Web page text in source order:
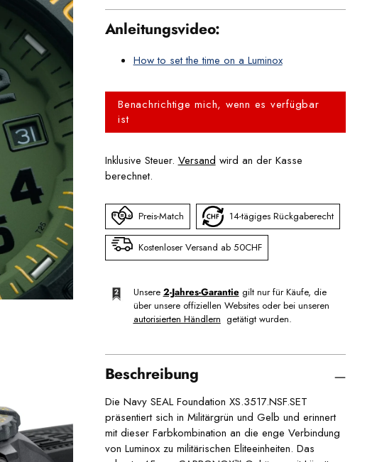
Anleitungsvideo:
How to set the time on a Luminox
Benachrichtige mich, wenn es verfügbar
ist
Inklusive Steuer. Versand wird an der Kasse
berechnet.
Preis-Match 14-tägiges Rückgaberecht
Kostenloser Versand ab 50CHF
Unsere 2-Jahres-Garantiegilt nur für Käufe, die
über unsere offiziellen Websites oder bei unseren
autorisierten Händlern getätigt wurden.
Beschreibung
Die Navy SEAL Foundation XS.3517.NSF.SET
präsentiert sich in Militärgrün und Gelb und erinnert
mit dieser Farbkombination an die enge Verbindung
von Luminox zu militärischen Eliteeinheiten. Das